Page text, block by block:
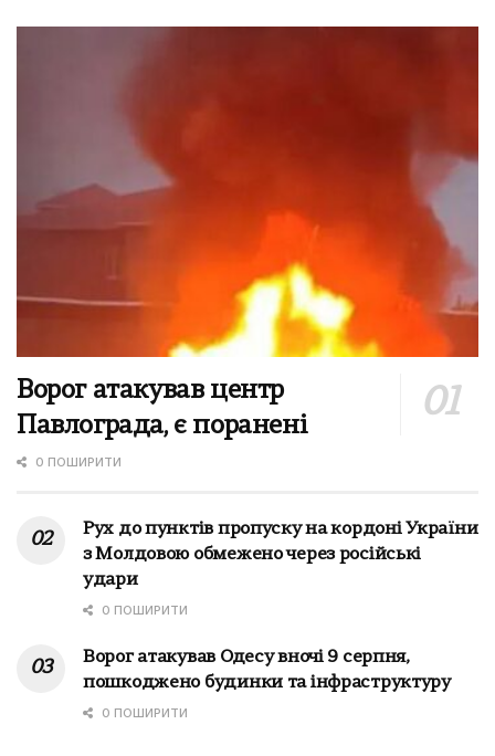
Ворог атакував центр
Павлограда, є поранені
0 ПОШИРИТИ
Рух до пунктів пропуску на кордоні України
з Молдовою обмежено через російські
удари
0 ПОШИРИТИ
Ворог атакував Одесу вночі 9 серпня,
пошкоджено будинки та інфраструктуру
0 ПОШИРИТИ